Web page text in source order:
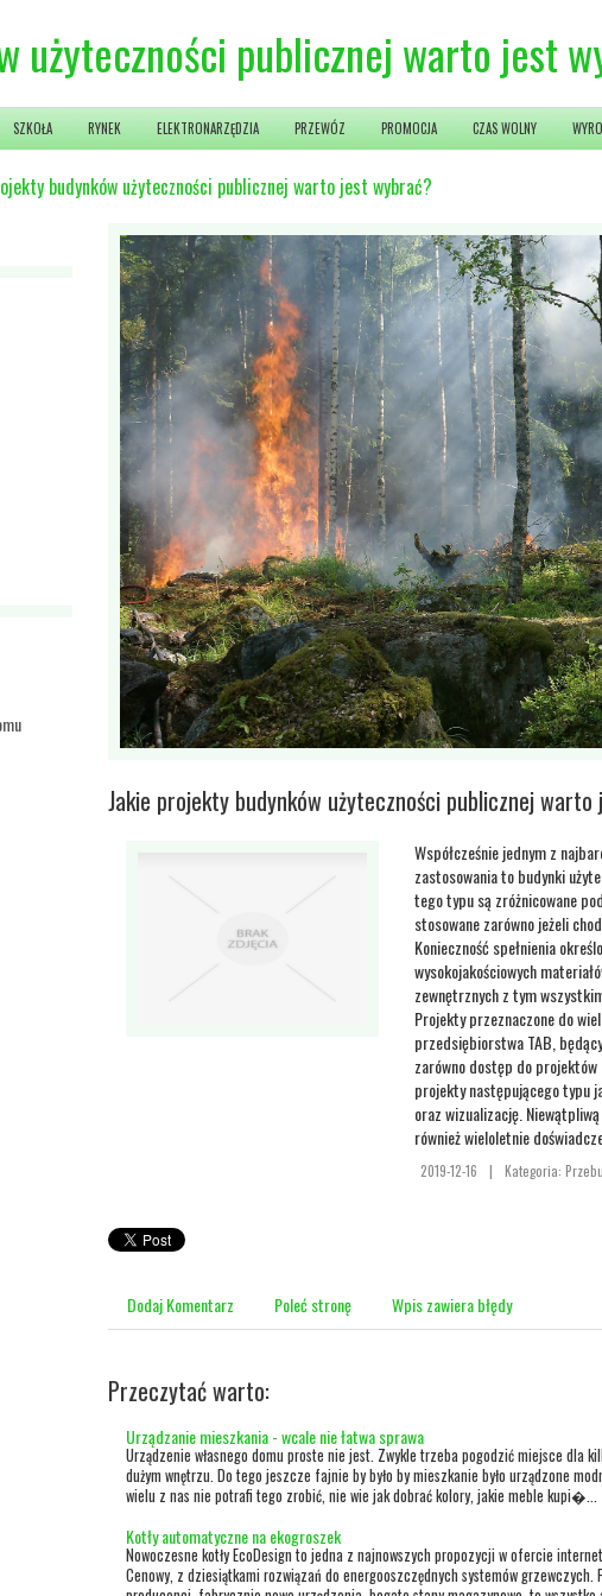
użyteczności publicznej warto jest
SZKOŁA RYNEK ELEKTRONARZĘDZIA PRZEWÓZ PROMOCJA CZAS WOLNY
budynków użyteczności publicznej warto jest wybrać?
Jakie projekty budynków użyteczności publicznej
Współcześnie jednym z
zastosowania to budynki
tego typu są zróżnicowane
stosowane zarówno jeżeli
Konieczność spełnienia
wysokojakościowych
zewnętrznych z tym
Projekty przeznaczone do
przedsiębiorstwa TAB,
zarówno dostęp do projektów
projekty następującego typu
oraz wizualizację.
również wieloletnie
2019-12-16 | Kategoria:
Dodaj Komentarz Poleć stronę Wpis zawiera błędy
Przeczytać warto:
Urządzanie mieszkania - wcale nie łatwa sprawa
Urządzenie własnego domu proste nie jest. Zwykle trzeba pogodzić miejsce dla
dużym wnętrzu. Do tego jeszcze fajnie by było by mieszkanie było urządzone
wielu z nas nie potrafi tego zrobić, nie wie jak dobrać kolory, jakie meble kupi�...
Kotły automatyczne na ekogroszek
Nowoczesne kotły EcoDesign to jedna z najnowszych propozycji w ofercie
Cenowy, z dziesiątkami rozwiązań do energooszczędnych systemów